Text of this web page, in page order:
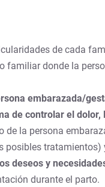
de cada
familiar donde la
embarazada/
de controlar el dolor,
de la persona
posibles
deseos y
durante el parto.